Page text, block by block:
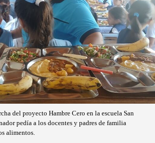
del proyecto Hambre Cero en la escuela San
pedía a los docentes y padres de familia
alimentos.